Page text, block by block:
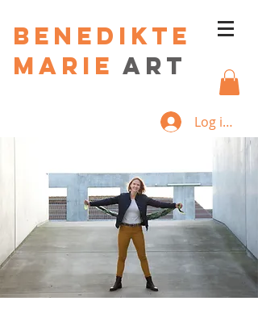
Benedikte
Marie art
Log ind